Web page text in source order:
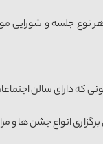
هر نوع جلسه و شورایی
که دارای سالن
برگزاری انواع جشن ها